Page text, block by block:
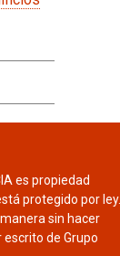
es propiedad
protegido por ley.
sin hacer
de Grupo